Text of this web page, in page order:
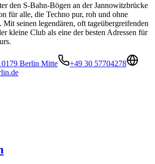
den S-Bahn-Bögen an der Jannowitzbrücke
für alle, die Techno pur, roh und ohne
seinen legendären, oft tageübergreifenden
kleine Club als eine der besten Adressen für
Berlin Mitte
+49 30 57704278